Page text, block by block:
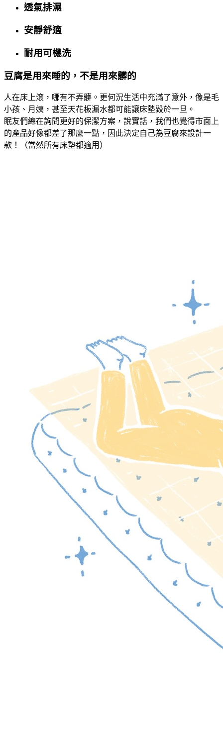
透氣排濕
安靜舒適
耐用可機洗
⾖腐是⽤來睡的，不是⽤來髒的
⼈在床上滾，哪有不弄髒。更何況⽣活中充滿了意外，像是⽑
⼩孩、⽉姨，甚⾄天花板漏⽔都可能讓床墊毀於⼀旦。
眠友們總在詢問更好的保潔⽅案，說實話，我們也覺得市⾯上
的產品好像都差了那麼⼀點，因此決定⾃⼰為⾖腐來設計⼀
款！（當然所有床墊都適⽤）